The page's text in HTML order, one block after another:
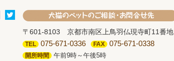
〒601-8103 京都市南区上鳥羽仏現寺町11番地
TEL 075-671-0336 FAX 075-671-0338
開所時間 午前9時～午後5時